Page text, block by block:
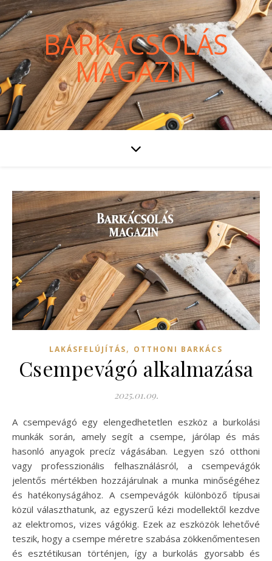
BARKÁCSOLÁS
MAGAZIN
LAKÁSFELÚJÍTÁS, OTTHONI BARKÁCS
Csempevágó alkalmazása
2025.01.09.
A csempevágó egy elengedhetetlen eszköz a burkolási
munkák során, amely segít a csempe, járólap és más
hasonló anyagok precíz vágásában. Legyen szó otthoni
vagy professzionális felhasználásról, a csempevágók
jelentős mértékben hozzájárulnak a munka minőségéhez
és hatékonyságához. A csempevágók különböző típusai
közül választhatunk, az egyszerű kézi modellektől kezdve
az elektromos, vizes vágókig. Ezek az eszközök lehetővé
teszik, hogy a csempe méretre szabása zökkenőmentesen
és esztétikusan történjen, így a burkolás gyorsabb és